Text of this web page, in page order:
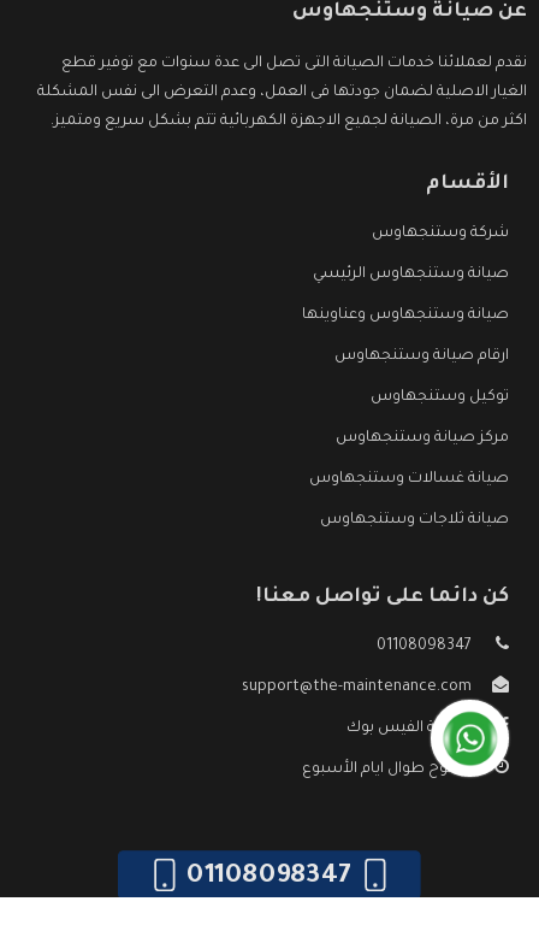
عن صيانة وستنجهاوس
نقدم لعملائنا خدمات الصيانة التى تصل الى عدة سنوات مع توفير قطع
الغيار الاصلية لضمان جودتها فى العمل، وعدم التعرض الى نفس المشكلة
اكثر من مرة، الصيانة لجميع الاجهزة الكهربائية تتم بشكل سريع ومتميز.
الأقسام
شركة وستنجهاوس
صيانة وستنجهاوس الرئيسي
صيانة وستنجهاوس وعناوينها
ارقام صيانة وستنجهاوس
توكيل وستنجهاوس
مركز صيانة وستنجهاوس
صيانة غسالات وستنجهاوس
صيانة ثلاجات وستنجهاوس
كن دائما على تواصل معنا!
01108098347
support@the-maintenance.com
صفحة الفيس بوك
مفتوح طوال ايام الأسبوع
01108098347